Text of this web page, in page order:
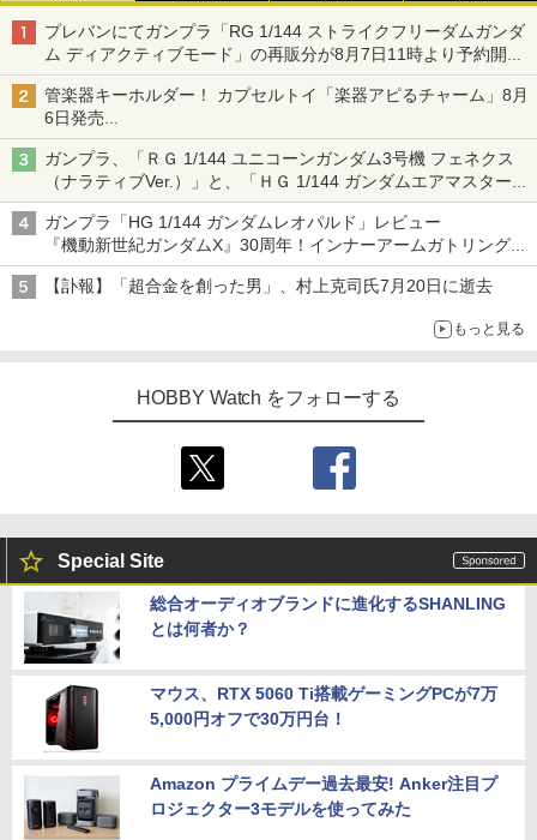
プレバンにてガンプラ「RG 1/144 ストライクフリーダムガンダ
ム ディアクティブモード」の再販分が8月7日11時より予約開
始！
管楽器キーホルダー！ カプセルトイ「楽器アピるチャーム」8月
6日発売
チューバ、テナサクなど5種各3色
ガンプラ、「ＲＧ 1/144 ユニコーンガンダム3号機 フェネクス
（ナラティブVer.）」と、「ＨＧ 1/144 ガンダムエアマスターバ
ースト」再販
ガンプラ「HG 1/144 ガンダムレオパルド」レビュー
『機動新世紀ガンダムX』30周年！インナーアームガトリングの
変形機構まで再現し最新フォーマットでキット化！
【訃報】「超合金を創った男」、村上克司氏7月20日に逝去
もっと見る
HOBBY Watch をフォローする
Special Site
総合オーディオブランドに進化するSHANLING
とは何者か？
マウス、RTX 5060 Ti搭載ゲーミングPCが7万
5,000円オフで30万円台！
Amazon プライムデー過去最安! Anker注目プ
ロジェクター3モデルを使ってみた